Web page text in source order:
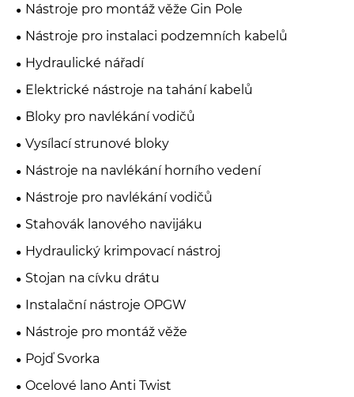
Nástroje pro montáž věže Gin Pole
Nástroje pro instalaci podzemních kabelů
Hydraulické nářadí
Elektrické nástroje na tahání kabelů
Bloky pro navlékání vodičů
Vysílací strunové bloky
Nástroje na navlékání horního vedení
Nástroje pro navlékání vodičů
Stahovák lanového navijáku
Hydraulický krimpovací nástroj
Stojan na cívku drátu
Instalační nástroje OPGW
Nástroje pro montáž věže
Pojď Svorka
Ocelové lano Anti Twist